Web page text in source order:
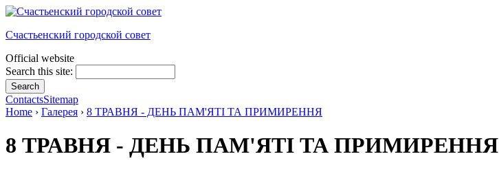
Счастьенский городской совет
Official website
Search this site:
ContactsSitemap
Home › Галерея › 8 ТРАВНЯ - ДЕНЬ ПАМ'ЯТІ ТА ПРИМИРЕННЯ
8 ТРАВНЯ - ДЕНЬ ПАМ'ЯТІ ТА ПРИМИРЕННЯ